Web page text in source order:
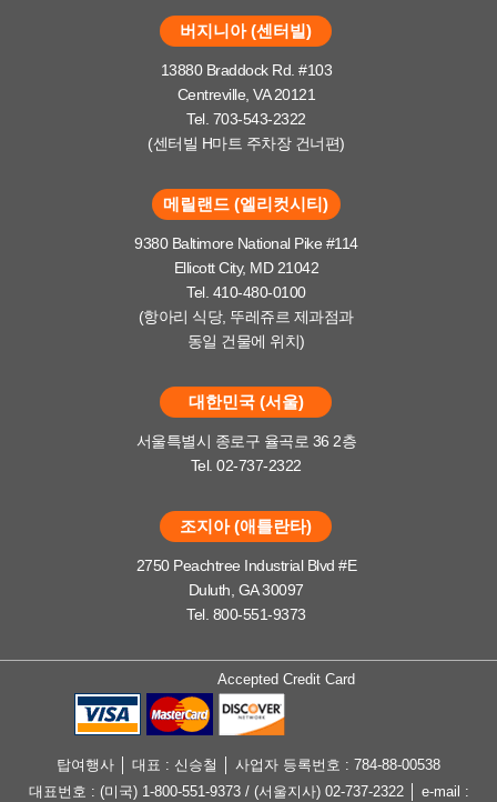
버지니아 (센터빌)
13880 Braddock Rd. #103
Centreville, VA 20121
Tel. 703-543-2322
(센터빌 H마트 주차장 건너편)
메릴랜드 (엘리컷시티)
9380 Baltimore National Pike #114
Ellicott City, MD 21042
Tel. 410-480-0100
(항아리 식당, 뚜레쥬르 제과점과
동일 건물에 위치)
대한민국 (서울)
서울특별시 종로구 율곡로 36 2층
Tel. 02-737-2322
조지아 (애틀란타)
2750 Peachtree Industrial Blvd #E
Duluth, GA 30097
Tel. 800-551-9373
Accepted Credit Card
탑여행사 │ 대표 : 신승철 │ 사업자 등록번호 : 784-88-00538
대표번호 : (미국) 1-800-551-9373 / (서울지사) 02-737-2322 │ e-mail :